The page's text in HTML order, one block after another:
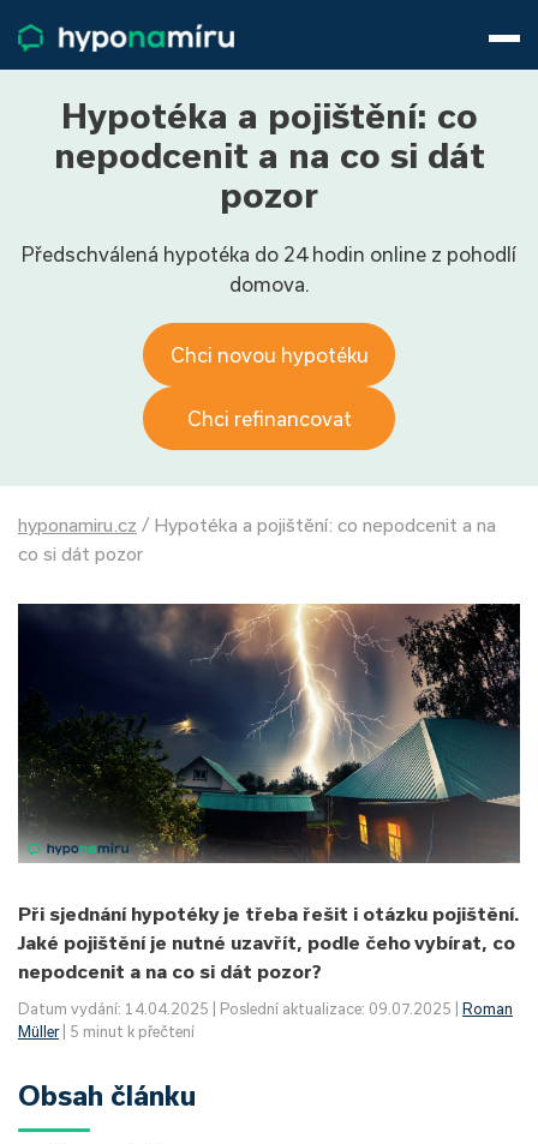
Životní pojištění
Pojištění nemovitosti
Články
9−16 hod.
Přihlásit
Hypotéka a pojištění: co
nepodcenit a na co si dát
pozor
Předschválená hypotéka do 24 hodin online z pohodlí
domova.
Chci novou hypotéku
Chci refinancovat
hyponamiru.cz / Hypotéka a pojištění: co nepodcenit a na
co si dát pozor
Při sjednání hypotéky je třeba řešit i otázku pojištění.
Jaké pojištění je nutné uzavřít, podle čeho vybírat, co
nepodcenit a na co si dát pozor?
Datum vydání: 14.04.2025 | Poslední aktualizace: 09.07.2025 |
Roman
Müller| 5 minut k přečtení
Obsah článku